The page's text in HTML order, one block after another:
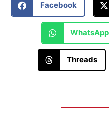
Facebook
WhatsApp
Threads